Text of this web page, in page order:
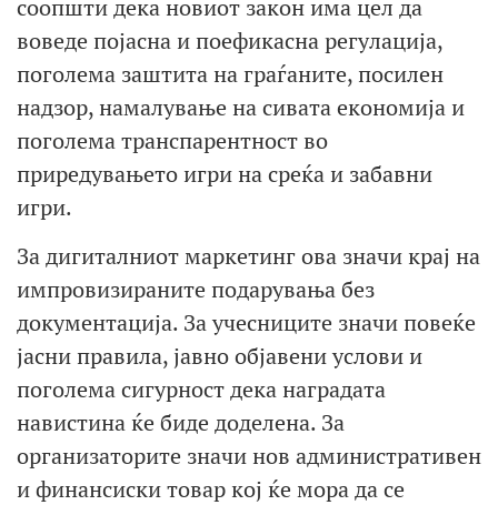
соопшти дека новиот закон има цел да
воведе појасна и поефикасна регулација,
поголема заштита на граѓаните, посилен
надзор, намалување на сивата економија и
поголема транспарентност во
приредувањето игри на среќа и забавни
игри.
За дигиталниот маркетинг ова значи крај на
импровизираните подарувања без
документација. За учесниците значи повеќе
јасни правила, јавно објавени услови и
поголема сигурност дека наградата
навистина ќе биде доделена. За
организаторите значи нов административен
и финансиски товар кој ќе мора да се